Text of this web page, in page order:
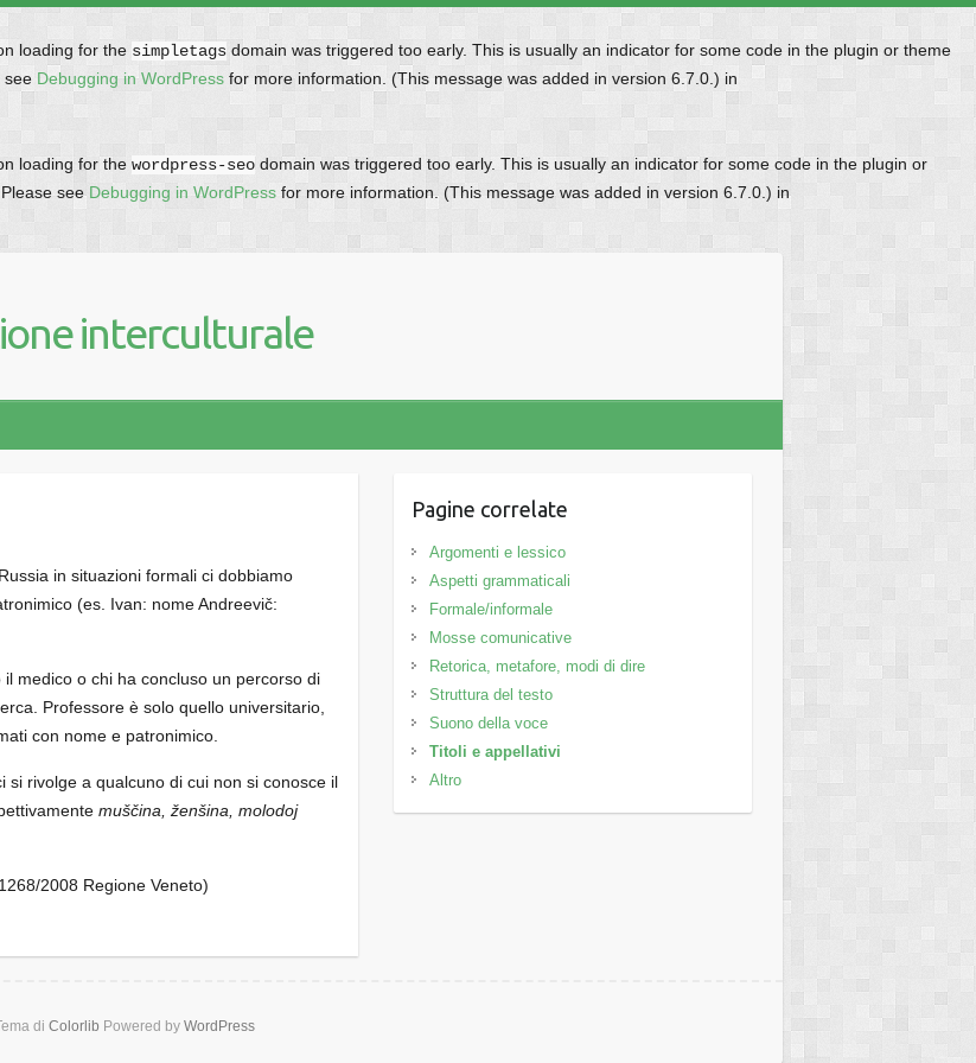
loading for the simpletags domain was triggered too early. This is usually an indicator for some code in the plugin or theme
see Debugging in WordPress for more information. (This message was added in version 6.7.0.) in
loading for the wordpress-seo domain was triggered too early. This is usually an indicator for some code in the plugin or
seeDebugging in WordPress for more information. (This message was added in version 6.7.0.) in
interculturale
in situazioni formali ci dobbiamo
(es. Ivan: nome Andreevič:
medico o chi ha concluso un percorso di
Professore è solo quello universitario,
con nome e patronimico.
si rivolge a qualcuno di cui non si conosce il
muščina, ženšina, molodoj
2008 Regione Veneto)
Pagine correlate
Argomenti e lessico
Aspetti grammaticali
Formale/informale
Mosse comunicative
Retorica, metafore, modi di dire
Struttura del testo
Suono della voce
Titoli e appellativi
Altro
di Colorlib Powered by WordPress